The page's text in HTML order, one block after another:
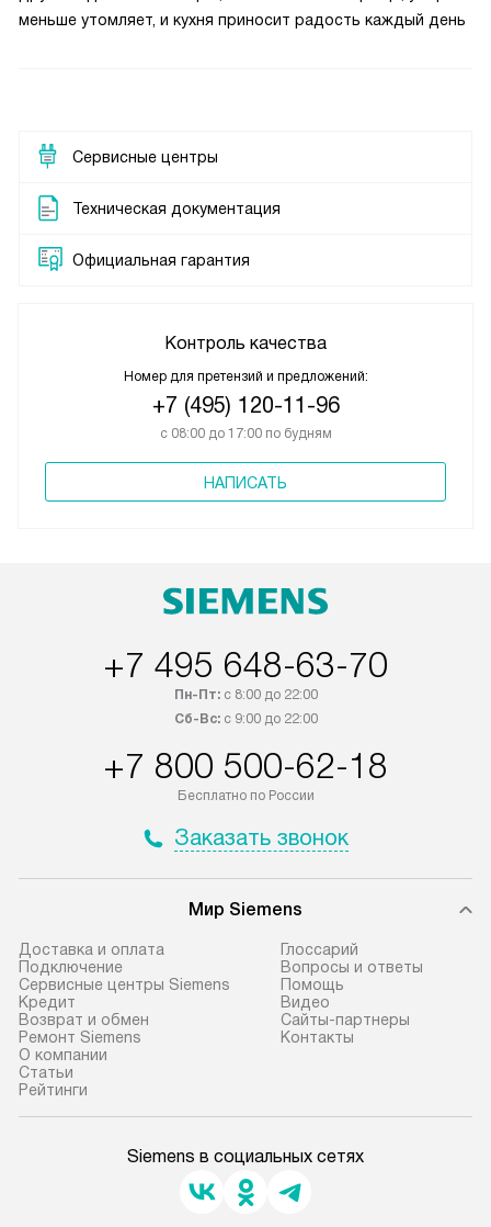
меньше утомляет, и кухня приносит радость каждый день
Сервисные центры
Техническая документация
Официальная гарантия
Контроль качества
Номер для претензий и предложений:
+7 (495) 120-11-96
с 08:00 до 17:00 по будням
НАПИСАТЬ
+7 495 648-63-70
Пн-Пт:с 8:00 до 22:00
Сб-Вс:с 9:00 до 22:00
+7 800 500-62-18
Бесплатно по России
Заказать звонок
Мир Siemens
Доставка и оплата
Подключение
Сервисные центры Siemens
Кредит
Возврат и обмен
Ремонт Siemens
О компании
Статьи
Рейтинги
Глоссарий
Вопросы и ответы
Помощь
Видео
Сайты-партнеры
Контакты
Siemens в социальных сетях